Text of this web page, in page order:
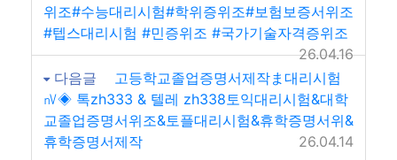
위조#수능대리시험#학위증위조#보험보증서위조
#텝스대리시험 #민증위조 #국가기술자격증위조
26.04.16
다음글
고등학교졸업증명서제작ま대리시험
㎵◈ 톡zh333 & 텔레 zh338토익대리시험&대학
교졸업증명서위조&토플대리시험&휴학증명서위&
휴학증명서제작
26.04.14